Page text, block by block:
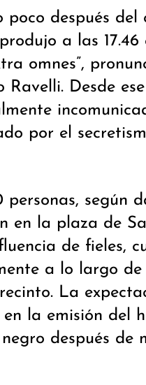
después del
a las 17.46
omnes”,
Desde
por el
según
en la plaza de
de fieles,
a lo largo
La
la emisión del
después de